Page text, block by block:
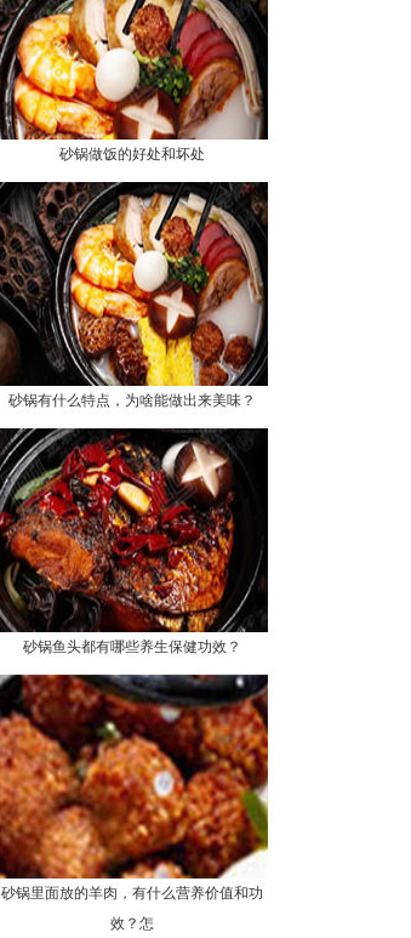
砂锅做饭的好处和坏处
砂锅有什么特点，为啥能做出来美味？
砂锅鱼头都有哪些养生保健功效？
砂锅里面放的羊肉，有什么营养价值和功
效？怎